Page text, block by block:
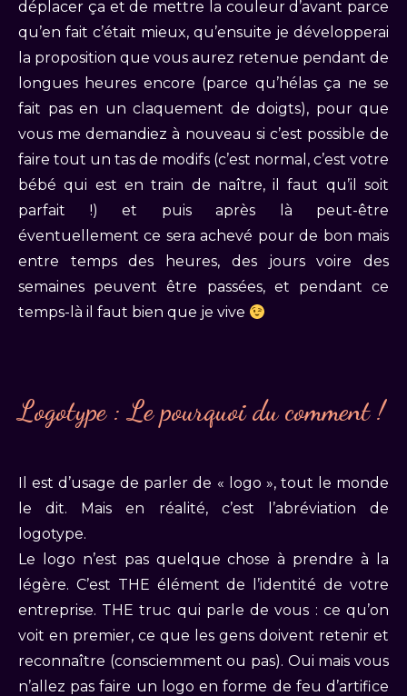
déplacer ça et de mettre la couleur d’avant parce
qu’en fait c’était mieux, qu’ensuite je développerai
la proposition que vous aurez retenue pendant de
longues heures encore (parce qu’hélas ça ne se
fait pas en un claquement de doigts), pour que
vous me demandiez à nouveau si c’est possible de
faire tout un tas de modifs (c’est normal, c’est votre
bébé qui est en train de naître, il faut qu’il soit
parfait !) et puis après là peut-être
éventuellement ce sera achevé pour de bon mais
entre temps des heures, des jours voire des
semaines peuvent être passées, et pendant ce
temps-là il faut bien que je vive
Logotype : Le pourquoi du comment !
Il est d’usage de parler de « logo », tout le monde
le dit. Mais en réalité, c’est l’abréviation de
logotype.
Le logo n’est pas quelque chose à prendre à la
légère. C’est THE élément de l’identité de votre
entreprise. THE truc qui parle de vous : ce qu’on
voit en premier, ce que les gens doivent retenir et
reconnaître (consciemment ou pas). Oui mais vous
n’allez pas faire un logo en forme de feu d’artifice